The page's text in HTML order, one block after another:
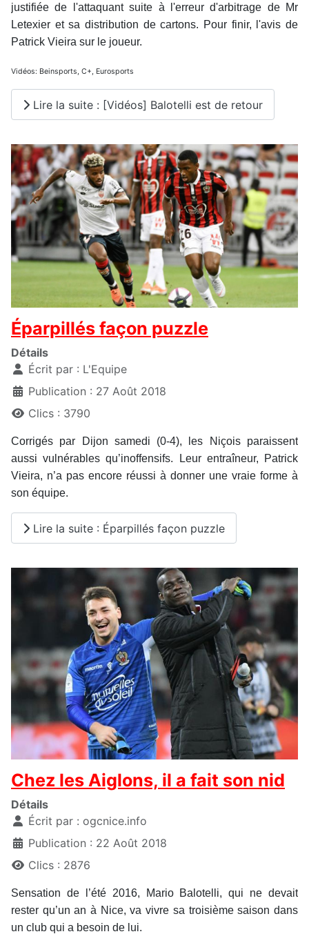
justifiée de l'attaquant suite à l'erreur d'arbitrage de Mr
Letexier et sa distribution de cartons. Pour finir, l'avis de
Patrick Vieira sur le joueur.
Vidéos: Beinsports, C+, Eurosports
Lire la suite : [Vidéos] Balotelli est de retour
Éparpillés façon puzzle
Détails
Écrit par : L'Equipe
Publication : 27 Août 2018
Clics : 3790
Corrigés par Dijon samedi (0-4), les Niçois paraissent
aussi vulnérables qu’inoffensifs. Leur entraîneur, Patrick
Vieira, n’a pas encore réussi à donner une vraie forme à
son équipe.
Lire la suite : Éparpillés façon puzzle
Chez les Aiglons, il a fait son nid
Détails
Écrit par : ogcnice.info
Publication : 22 Août 2018
Clics : 2876
Sensation de l’été 2016, Mario Balotelli, qui ne devait
rester qu’un an à Nice, va vivre sa troisième saison dans
un club qui a besoin de lui.